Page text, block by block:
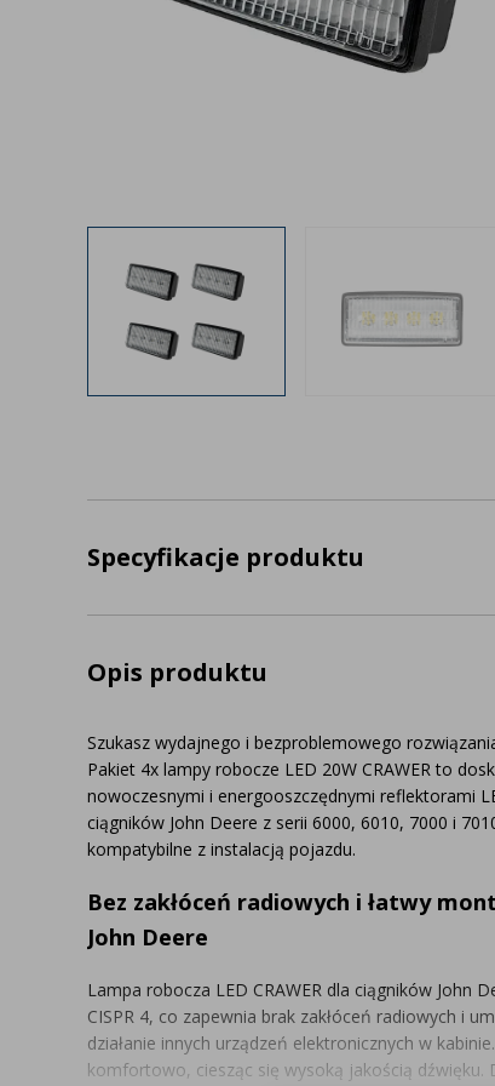
Specyfikacje produktu
Opis produktu
Szukasz wydajnego i bezproblemowego
Pakiet 4x lampy robocze LED 20W CRAWER to
nowoczesnymi i energooszczędnymi reflektorami
ciągników John Deere z serii 6000, 6010, 7000 i
kompatybilne z instalacją pojazdu.
Bez zakłóceń radiowych i łatwy
John Deere
Lampa robocza LED CRAWER dla ciągników John
CISPR 4, co zapewnia brak zakłóceń radiowych i
działanie innych urządzeń elektronicznych w
komfortowo, ciesząc się wysoką jakością